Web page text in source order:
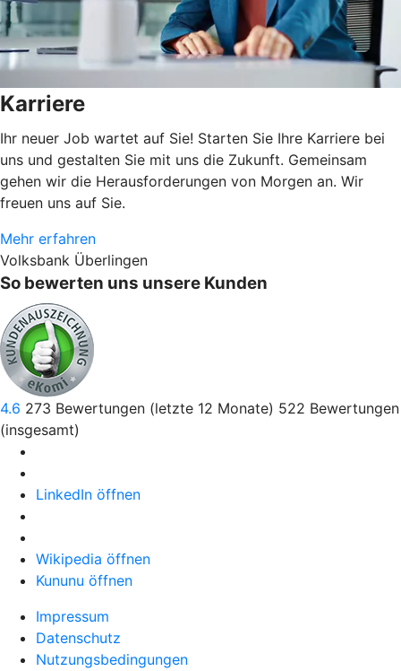
Karriere
Ihr neuer Job wartet auf Sie! Starten Sie Ihre Karriere bei
uns und gestalten Sie mit uns die Zukunft. Gemeinsam
gehen wir die Herausforderungen von Morgen an. Wir
freuen uns auf Sie.
Mehr erfahren
Volksbank Überlingen
So bewerten uns unsere Kunden
4.6 273 Bewertungen (letzte 12 Monate) 522 Bewertungen
(insgesamt)
LinkedIn öffnen
Wikipedia öffnen
Kununu öffnen
Impressum
Datenschutz
Nutzungsbedingungen